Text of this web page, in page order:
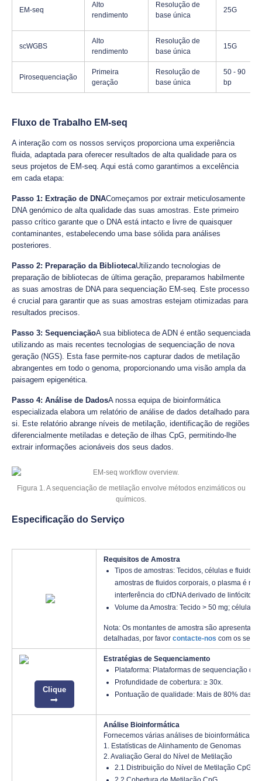
EM-seq
Alto
rendimento
Resolução de
base única
25G
scWGBS
Alto
rendimento
Resolução de
base única
15G
Pirosequenciação
Primeira
geração
Resolução de
base única
50 - 90
bp
Fluxo de Trabalho EM-seq
A interação com os nossos serviços proporciona uma experiência
fluida, adaptada para oferecer resultados de alta qualidade para os
seus projetos de EM-seq. Aqui está como garantimos a excelência
em cada etapa:
Passo 1: Extração de DNAComeçamos por extrair meticulosamente
DNA genómico de alta qualidade das suas amostras. Este primeiro
passo crítico garante que o DNA está intacto e livre de quaisquer
contaminantes, estabelecendo uma base sólida para análises
posteriores.
Passo 2: Preparação da BibliotecaUtilizando tecnologias de
preparação de bibliotecas de última geração, preparamos habilmente
as suas amostras de DNA para sequenciação EM-seq. Este processo
é crucial para garantir que as suas amostras estejam otimizadas para
resultados precisos.
Passo 3: SequenciaçãoA sua biblioteca de ADN é então sequenciada
utilizando as mais recentes tecnologias de sequenciação de nova
geração (NGS). Esta fase permite-nos capturar dados de metilação
abrangentes em todo o genoma, proporcionando uma visão ampla da
paisagem epigenética.
Passo 4: Análise de DadosA nossa equipa de bioinformática
especializada elabora um relatório de análise de dados detalhado para
si. Este relatório abrange níveis de metilação, identificação de regiões
diferencialmente metiladas e deteção de ilhas CpG, permitindo-lhe
extrair informações acionáveis dos seus dados.
Figura 1. A sequenciação de metilação envolve métodos enzimáticos ou
químicos.
Especificação do Serviço
Requisitos de Amostra
Tipos de amostras: Tecidos, células e fluidos
amostras de fluidos corporais, o plasma é
interferência do cfDNA derivado de linfócitos.
Volume da Amostra: Tecido > 50 mg; células
Nota: Os montantes de amostra são
detalhadas, por favor contacte-nos com os seus
Clique
Estratégias de Sequenciamento
Plataforma: Plataformas de sequenciação
Profundidade de cobertura: ≥ 30x.
Pontuação de qualidade: Mais de 80% das
Análise Bioinformática
Fornecemos várias análises de bioinformática
1. Estatísticas de Alinhamento de Genomas
2. Avaliação Geral do Nível de Metilação
2.1 Distribuição do Nível de Metilação CpG